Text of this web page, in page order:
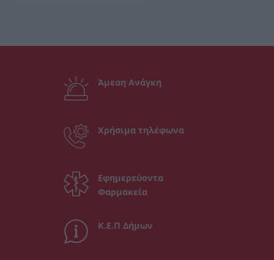
Άμεση Ανάγκη
Χρήσιμα τηλέφωνα
Εφημερεύοντα
Φαρμακεία
Κ.Ε.Π Δήμων